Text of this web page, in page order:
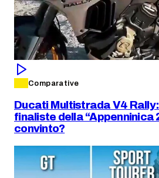
Comparative
Ducati Multistrada V4 Rally:
finaliste della “Appenninica
convinto?